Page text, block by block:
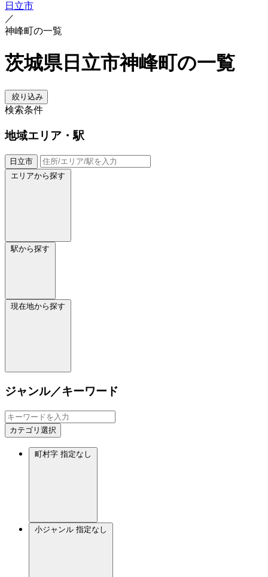
日立市
／
神峰町の一覧
茨城県日立市神峰町の一覧
絞り込み
検索条件
地域エリア・駅
日立市
エリアから探す
駅から探す
現在地から探す
ジャンル／キーワード
カテゴリ選択
町村字 指定なし
小ジャンル 指定なし